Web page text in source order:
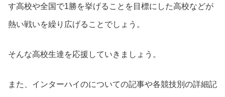
す高校や全国で1勝を挙げることを目標にした高校などが
熱い戦いを繰り広げることでしょう。
そんな高校生達を応援していきましょう。
また、インターハイのについての記事や各競技別の詳細記